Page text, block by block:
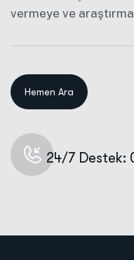
vermeye ve araştırma
24/7 Destek: